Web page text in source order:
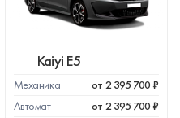
Kaiyi E5
Механика
от 2 395 700 ₽
Автомат
от 2 395 700 ₽